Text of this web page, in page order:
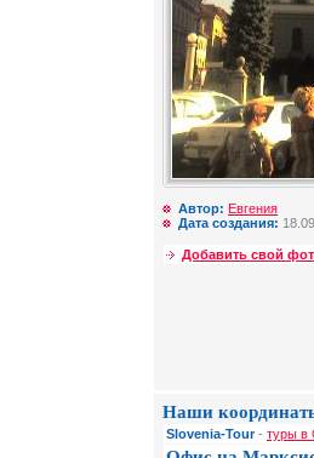
Автор: Евгения
Дата создания:
Добавить свой
Наши
Slovenia-Tour- туры в